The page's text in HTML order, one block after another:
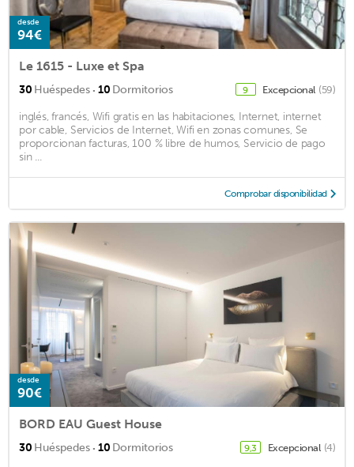
desde
94€
Le 1615 - Luxe et Spa
30 Huéspedes · 10 Dormitorios 9 Excepcional (59)
inglés, francés, Wifi gratis en las habitaciones, Internet, internet
por cable, Servicios de Internet, Wifi en zonas comunes, Se
proporcionan facturas, 100 % libre de humos, Servicio de pago
sin ...
Comprobar disponibilidad
desde
90€
BORD EAU Guest House
30 Huéspedes · 10 Dormitorios 9,3 Excepcional (4)